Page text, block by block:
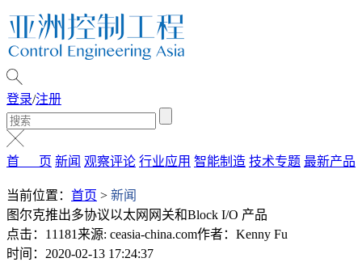
登录/注册
首 页 新闻 观察评论 行业应用 智能制造 技术专题 最新产品
当前位置： 首页 > 新闻
图尔克推出多协议以太网网关和Block I/O 产品
点击：11181 来源: ceasia-china.com作者：Kenny Fu
时间：2020-02-13 17:24:37